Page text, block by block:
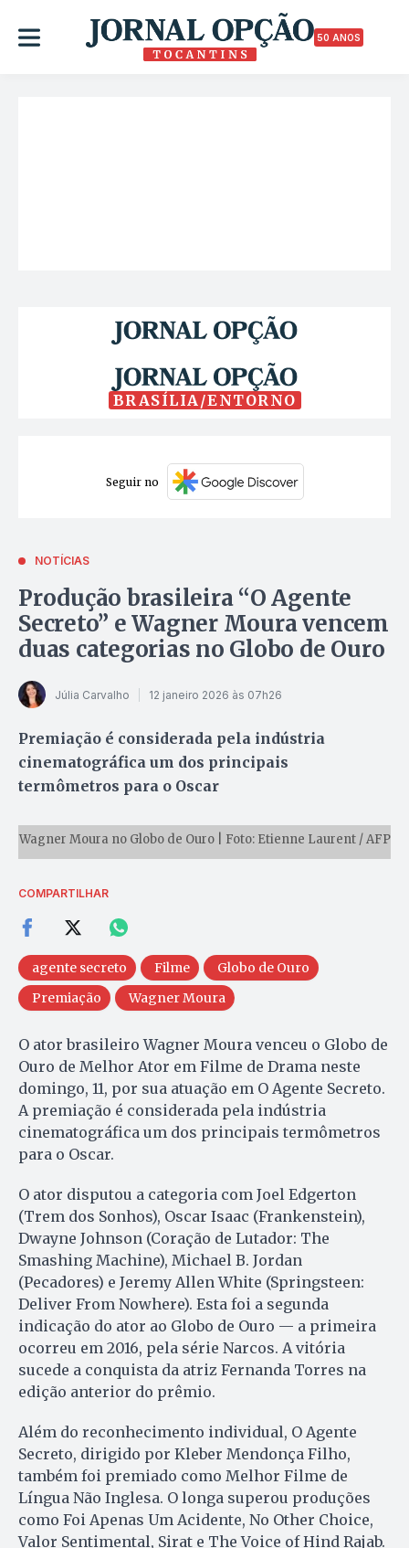
50 ANOS
BRASÍLIA/ENTORNO
Seguir no
NOTÍCIAS
Produção brasileira “O Agente
Secreto” e Wagner Moura vencem
duas categorias no Globo de Ouro
Júlia Carvalho 12 janeiro 2026 às 07h26
Premiação é considerada pela indústria
cinematográfica um dos principais
termômetros para o Oscar
Wagner Moura no Globo de Ouro | Foto: Etienne Laurent / AFP
COMPARTILHAR
agente secreto Filme
Globo de Ouro
Premiação
Wagner Moura
O ator brasileiro Wagner Moura venceu o Globo de
Ouro de Melhor Ator em Filme de Drama neste
domingo, 11, por sua atuação em O Agente Secreto.
A premiação é considerada pela indústria
cinematográfica um dos principais termômetros
para o Oscar.
O ator disputou a categoria com Joel Edgerton
(Trem dos Sonhos), Oscar Isaac (Frankenstein),
Dwayne Johnson (Coração de Lutador: The
Smashing Machine), Michael B. Jordan
(Pecadores) e Jeremy Allen White (Springsteen:
Deliver From Nowhere). Esta foi a segunda
indicação do ator ao Globo de Ouro — a primeira
ocorreu em 2016, pela série Narcos. A vitória
sucede a conquista da atriz Fernanda Torres na
edição anterior do prêmio.
Além do reconhecimento individual, O Agente
Secreto, dirigido por Kleber Mendonça Filho,
também foi premiado como Melhor Filme de
Língua Não Inglesa. O longa superou produções
como Foi Apenas Um Acidente, No Other Choice,
Valor Sentimental, Sirat e The Voice of Hind Rajab.